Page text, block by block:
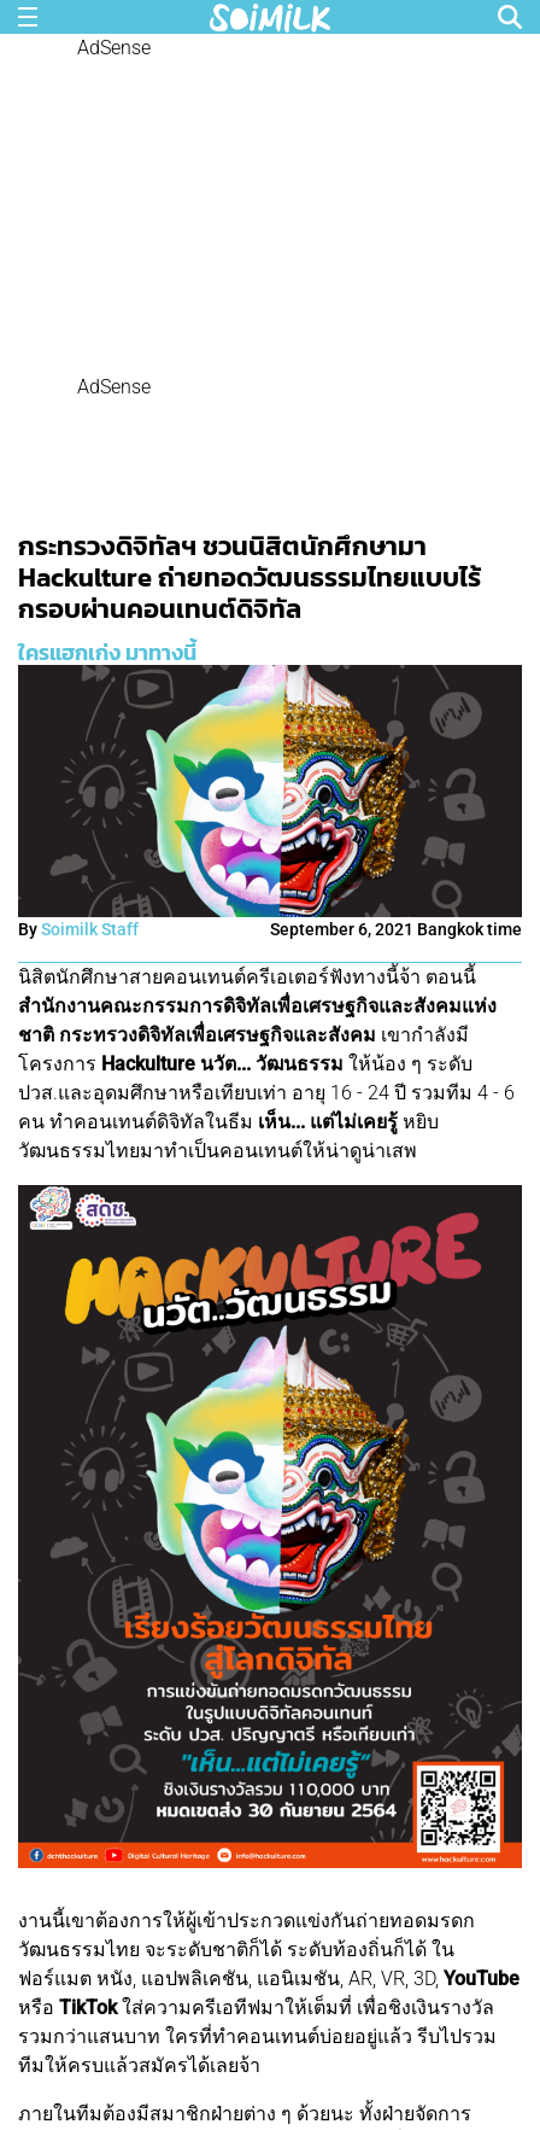
AdSense
AdSense
กระทรวงดิจิทัลฯ ชวนนิสิตนักศึกษามา
Hackulture ถ่ายทอดวัฒนธรรมไทยแบบไร้
กรอบผ่านคอนเทนต์ดิจิทัล
ใครแฮกเก่ง มาทางนี้
BySoimilk Staff September 6, 2021 Bangkok time
นิสิตนักศึกษาสายคอนเทนต์ครีเอเตอร์ฟังทางนี้จ้า ตอนนี้
สำนักงานคณะกรรมการดิจิทัลเพื่อเศรษฐกิจและสังคมแห่ง
ชาติ กระทรวงดิจิทัลเพื่อเศรษฐกิจและสังคม เขากำลังมี
โครงการ Hackulture นวัต... วัฒนธรรม ให้น้อง ๆ ระดับ
ปวส.และอุดมศึกษาหรือเทียบเท่า อายุ 16 - 24 ปี รวมทีม 4 - 6
คน ทำคอนเทนต์ดิจิทัลในธีม เห็น... แต่ไม่เคยรู้ หยิบ
วัฒนธรรมไทยมาทำเป็นคอนเทนต์ให้น่าดูน่าเสพ
งานนี้เขาต้องการให้ผู้เข้าประกวดแข่งกันถ่ายทอดมรดก
วัฒนธรรมไทย จะระดับชาติก็ได้ ระดับท้องถิ่นก็ได้ ใน
ฟอร์แมต หนัง, แอปพลิเคชัน, แอนิเมชัน, AR, VR, 3D, YouTube
หรือ TikTokใส่ความครีเอทีฟมาให้เต็มที่ เพื่อชิงเงินรางวัล
รวมกว่าแสนบาท ใครที่ทำคอนเทนต์บ่อยอยู่แล้ว รีบไปรวม
ทีมให้ครบแล้วสมัครได้เลยจ้า
ภายในทีมต้องมีสมาชิกฝ่ายต่าง ๆ ด้วยนะ ทั้งฝ่ายจัดการ